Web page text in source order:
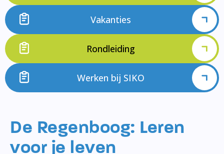
Vakanties
Rondleiding
Werken bij SIKO
De Regenboog: Leren
voor je leven